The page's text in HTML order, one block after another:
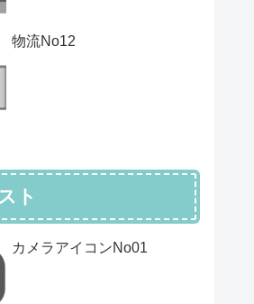
物流No12
ト
カメラアイコンNo01